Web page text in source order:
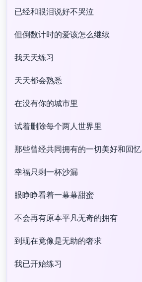
已经和眼泪说好不哭泣
但倒数计时的爱该怎么继续
我天天练习
天天都会熟悉
在没有你的城市里
试着删除每个两人世界里
那些曾经共同拥有的一切美好和回忆
幸福只剩一杯沙漏
眼睁睁看着一幕幕甜蜜
不会再有原本平凡无奇的拥有
到现在竟像是无助的奢求
我已开始练习